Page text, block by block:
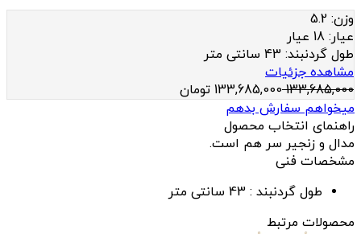
وزن: 5.2
عيار: 18 عیار
طول گردنبند: 43 سانتی متر
مشاهده جزئیات
133,685,000
133,685,000 تومان
میخواهم سفارش بدهم
راهنمای انتخاب محصول
مدال و زنجیر سر هم است.
مشخصات فنی
طول گردنبند : 43 سانتی متر
محصولات مرتبط